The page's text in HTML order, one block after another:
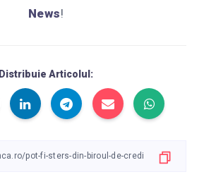
News!
Distribuie Articolul: